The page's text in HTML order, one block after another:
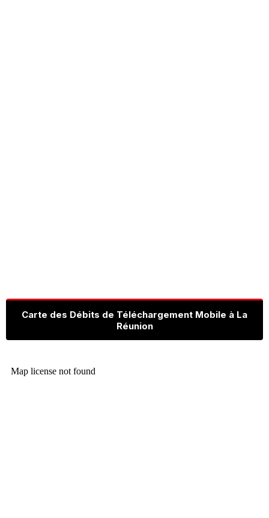
Carte des Débits de Téléchargement Mobile à La
Réunion